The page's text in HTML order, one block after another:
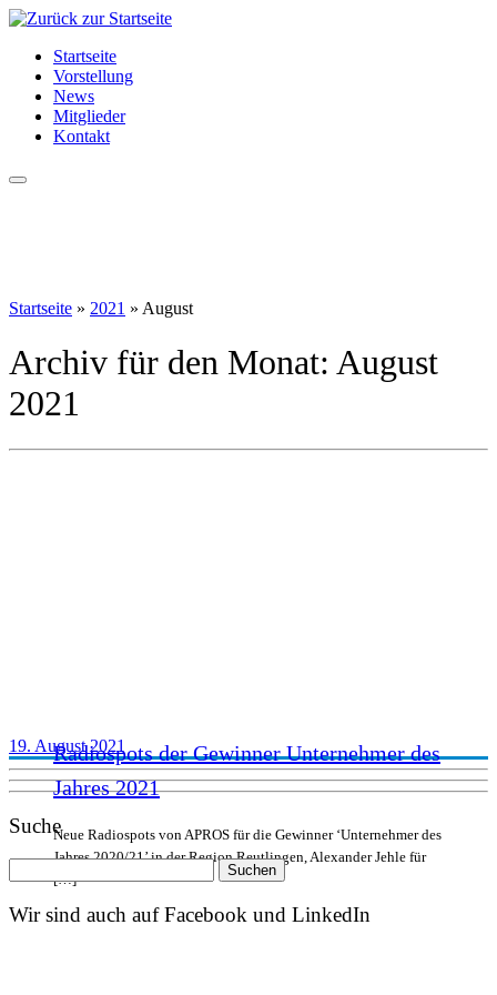
Zum
springenStartseite
Vorstellung
News
Mitglieder
Kontakt
Startseite » 2021 » August
Archiv für den Monat: August
2021
Radiospots der Gewinner Unternehmer des
Jahres 2021
Neue Radiospots von APROS für die Gewinner ‘Unternehmer des
Jahres 2020/21’ in der Region Reutlingen, Alexander Jehle für
[…]
19. August 2021
Suche
nach:
Wir sind auch auf Facebook und LinkedIn